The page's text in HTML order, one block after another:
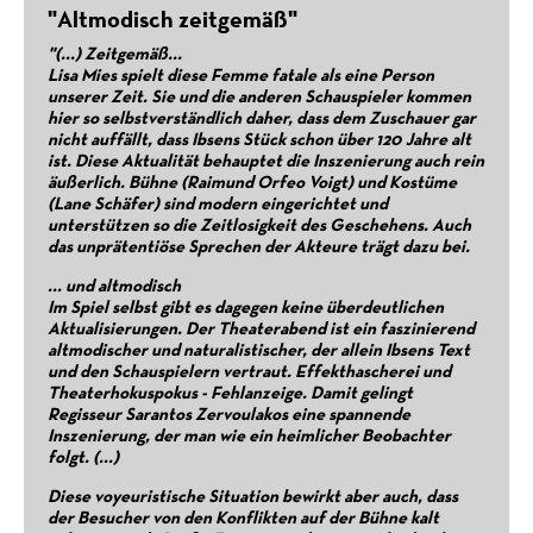
Breakfast at Tiffany`s
"Altmodisch zeitgemäß"
"(...) Zeitgemäß...
Lisa Mies spielt diese Femme fatale als eine Person
unserer Zeit. Sie und die anderen Schauspieler kommen
hier so selbstverständlich daher, dass dem Zuschauer gar
nicht auffällt, dass Ibsens Stück schon über 120 Jahre alt
ist. Diese Aktualität behauptet die Inszenierung auch rein
äußerlich. Bühne (Raimund Orfeo Voigt) und Kostüme
(Lane Schäfer) sind modern eingerichtet und
unterstützen so die Zeitlosigkeit des Geschehens. Auch
das unprätentiöse Sprechen der Akteure trägt dazu bei.
... und altmodisch
Im Spiel selbst gibt es dagegen keine überdeutlichen
Aktualisierungen. Der Theaterabend ist ein faszinierend
altmodischer und naturalistischer, der allein Ibsens Text
und den Schauspielern vertraut. Effekthascherei und
Theaterhokuspokus - Fehlanzeige. Damit gelingt
Regisseur Sarantos Zervoulakos eine spannende
Inszenierung, der man wie ein heimlicher Beobachter
folgt. (...)
Diese voyeuristische Situation bewirkt aber auch, dass
der Besucher von den Konflikten auf der Bühne kalt